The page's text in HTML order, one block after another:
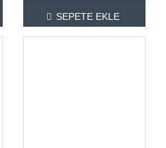
SEPETE EKLE